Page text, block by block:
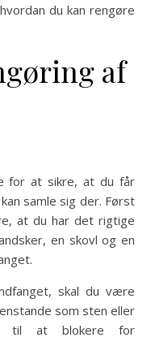
du kan rengøre
af
for at sikre, at du får
samle sig der. Først
at du har det rigtige
en skovl og en
skal du være
som sten eller
til at blokere for